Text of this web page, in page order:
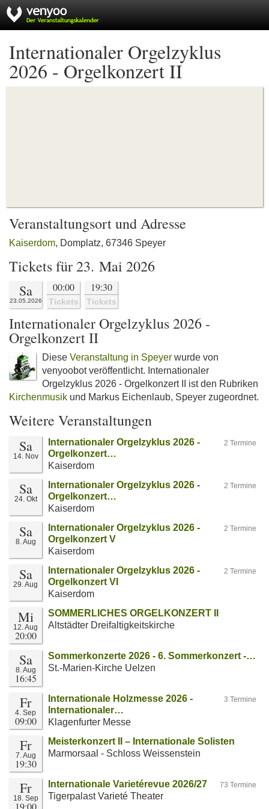
Internationaler Orgelzyklus
2026 - Orgelkonzert II
Veranstaltungsort und Adresse
Kaiserdom, Domplatz, 67346 Speyer
Tickets für 23. Mai 2026
Sa
23.05.2026
00:00
Tickets
19:30
Tickets
Internationaler Orgelzyklus 2026 -
Orgelkonzert II
Diese Veranstaltung in Speyer wurde von
venyoobot veröffentlicht. Internationaler
Orgelzyklus 2026 - Orgelkonzert II ist den Rubriken
Kirchenmusik und Markus Eichenlaub, Speyer zugeordnet.
Weitere Veranstaltungen
Sa
14. Nov
2 Termine
Internationaler Orgelzyklus 2026 -
Orgelkonzert…
Kaiserdom
Sa
24. Okt
2 Termine
Internationaler Orgelzyklus 2026 -
Orgelkonzert…
Kaiserdom
Sa
8. Aug
2 Termine
Internationaler Orgelzyklus 2026 -
Orgelkonzert V
Kaiserdom
Sa
29. Aug
2 Termine
Internationaler Orgelzyklus 2026 -
Orgelkonzert VI
Kaiserdom
Mi
12. Aug
20:00
SOMMERLICHES ORGELKONZERT II
Altstädter Dreifaltigkeitskirche
Sa
8. Aug
16:45
Sommerkonzerte 2026 - 6. Sommerkonzert -…
St.-Marien-Kirche Uelzen
Fr
4. Sep
09:00
3 Termine
Internationale Holzmesse 2026 -
Internationaler…
Klagenfurter Messe
Fr
7. Aug
19:30
Meisterkonzert II – Internationale Solisten
Marmorsaal - Schloss Weissenstein
Fr
18. Sep
19:00
73 Termine
Internationale Varietérevue 2026/27
Tigerpalast Varieté Theater